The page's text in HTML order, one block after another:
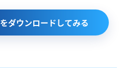
ダウンロードしてみる